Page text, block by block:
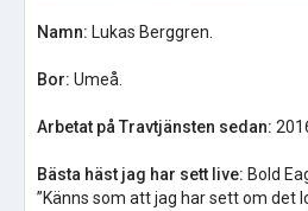
Namn: Lukas Berggren.
Bor: Umeå.
Arbetat på Travtjänsten sedan:
Bästa häst jag har sett live: Bold
”Känns som att jag har sett om det